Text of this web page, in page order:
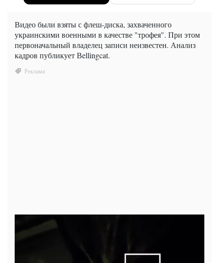
Видео были взяты с флеш-диска, захваченного
украинскими военными в качестве "трофея". При этом
первоначальный владелец записи неизвестен. Анализ
кадров публикует Вellingcat.